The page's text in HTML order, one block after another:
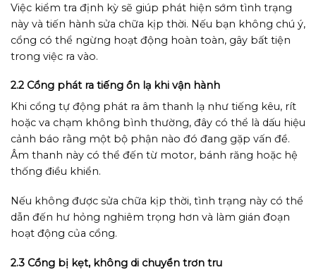
Việc kiểm tra định kỳ sẽ giúp phát hiện sớm tình trạng
này và tiến hành sửa chữa kịp thời. Nếu bạn không chú ý,
cổng có thể ngừng hoạt động hoàn toàn, gây bất tiện
trong việc ra vào.
2.2 Cổng phát ra tiếng ồn lạ khi vận hành
Khi cổng tự động phát ra âm thanh lạ như tiếng kêu, rít
hoặc va chạm không bình thường, đây có thể là dấu hiệu
cảnh báo rằng một bộ phận nào đó đang gặp vấn đề.
Âm thanh này có thể đến từ motor, bánh răng hoặc hệ
thống điều khiển.
Nếu không được sửa chữa kịp thời, tình trạng này có thể
dẫn đến hư hỏng nghiêm trọng hơn và làm gián đoạn
hoạt động của cổng.
2.3 Cổng bị kẹt, không di chuyển trơn tru